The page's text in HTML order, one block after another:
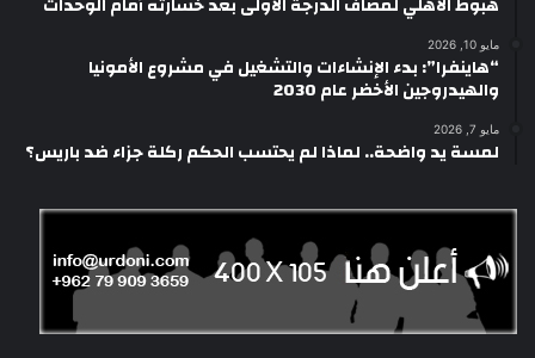
مايو 10, 2026
“هاينفرا”: بدء الإنشاءات والتشغيل في مشروع الأمونيا
والهيدروجين الأخضر عام 2030
مايو 7, 2026
لمسة يد واضحة.. لماذا لم يحتسب الحكم ركلة جزاء ضد باريس؟